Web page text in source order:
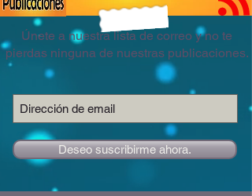
Únete a nuestra lista de correo y no te
pierdas ninguna de nuestras publicaciones.
Deseo suscribirme ahora.